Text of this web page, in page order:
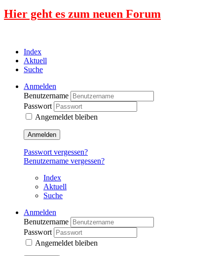
Hier geht es zum neuen Forum
Index
Aktuell
Suche
Anmelden
Benutzername
Passwort
Angemeldet bleiben
Anmelden
Passwort vergessen?
Benutzername vergessen?
Index
Aktuell
Suche
Anmelden
Benutzername
Passwort
Angemeldet bleiben